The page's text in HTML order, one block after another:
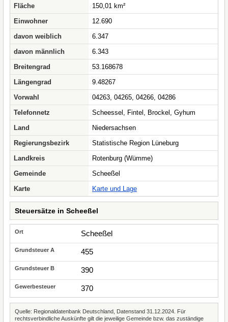
Fläche
150,01 km²
Einwohner
12.690
davon weiblich
6.347
davon männlich
6.343
Breitengrad
53.168678
Längengrad
9.48267
Vorwahl
04263, 04265, 04266, 04286
Telefonnetz
Scheessel, Fintel, Brockel, Gyhum
Land
Niedersachsen
Regierungsbezirk
Statistische Region Lüneburg
Landkreis
Rotenburg (Wümme)
Gemeinde
Scheeßel
Karte
Karte und Lage
Steuersätze in Scheeßel
Scheeßel
455
390
370
Quelle: Regionaldatenbank Deutschland, Datenstand 31.12.2024. Für
rechtsverbindliche Auskünfte gilt die jeweilige Gemeinde bzw. das zuständige